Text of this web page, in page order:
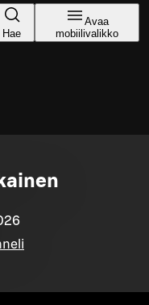
Hae
Avaa
mobiilivalikko